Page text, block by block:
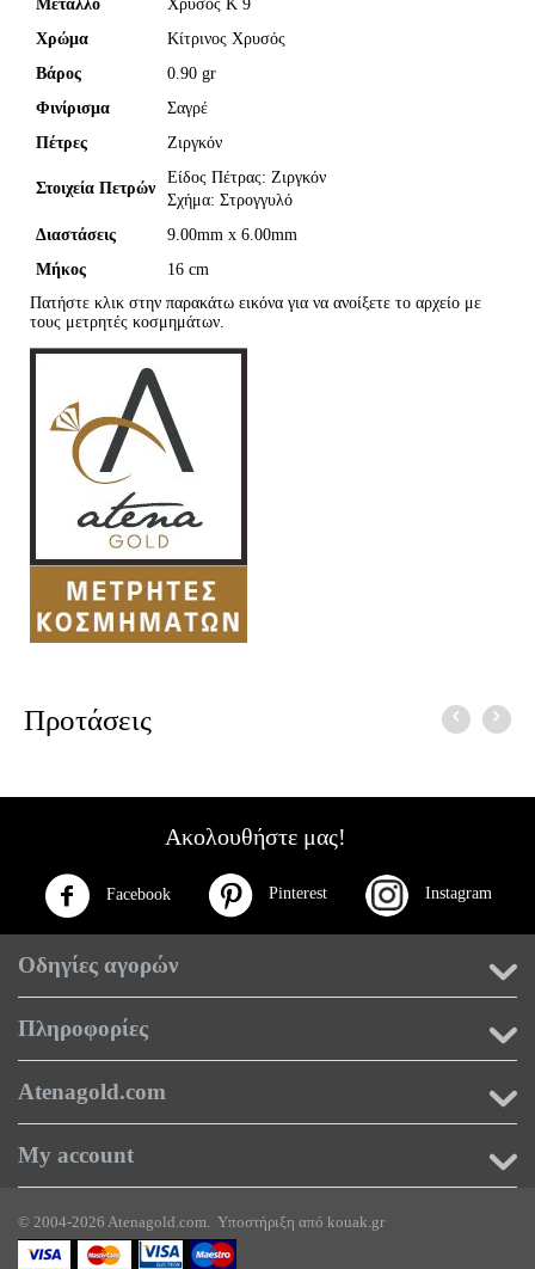
Μέταλλο
Χρυσός Κ 9
Χρώμα
Κίτρινος Χρυσός
Βάρος
0.90 gr
Φινίρισμα
Σαγρέ
Πέτρες
Ζιργκόν
Στοιχεία Πετρών
Είδος Πέτρας: Ζιργκόν
Σχήμα: Στρογγυλό
Διαστάσεις
9.00mm x 6.00mm
Μήκος
16 cm
Πατήστε κλικ στην παρακάτω εικόνα για να ανοίξετε το αρχείο με
τους μετρητές κοσμημάτων.
Προτάσεις
Ακολουθήστε μας!
Facebook Pinterest Instagram
Οδηγίες αγορών
Πληροφορίες
Atenagold.com
My account
© 2004-2026 Atenagold.com. Υποστήριξη από kouak.gr